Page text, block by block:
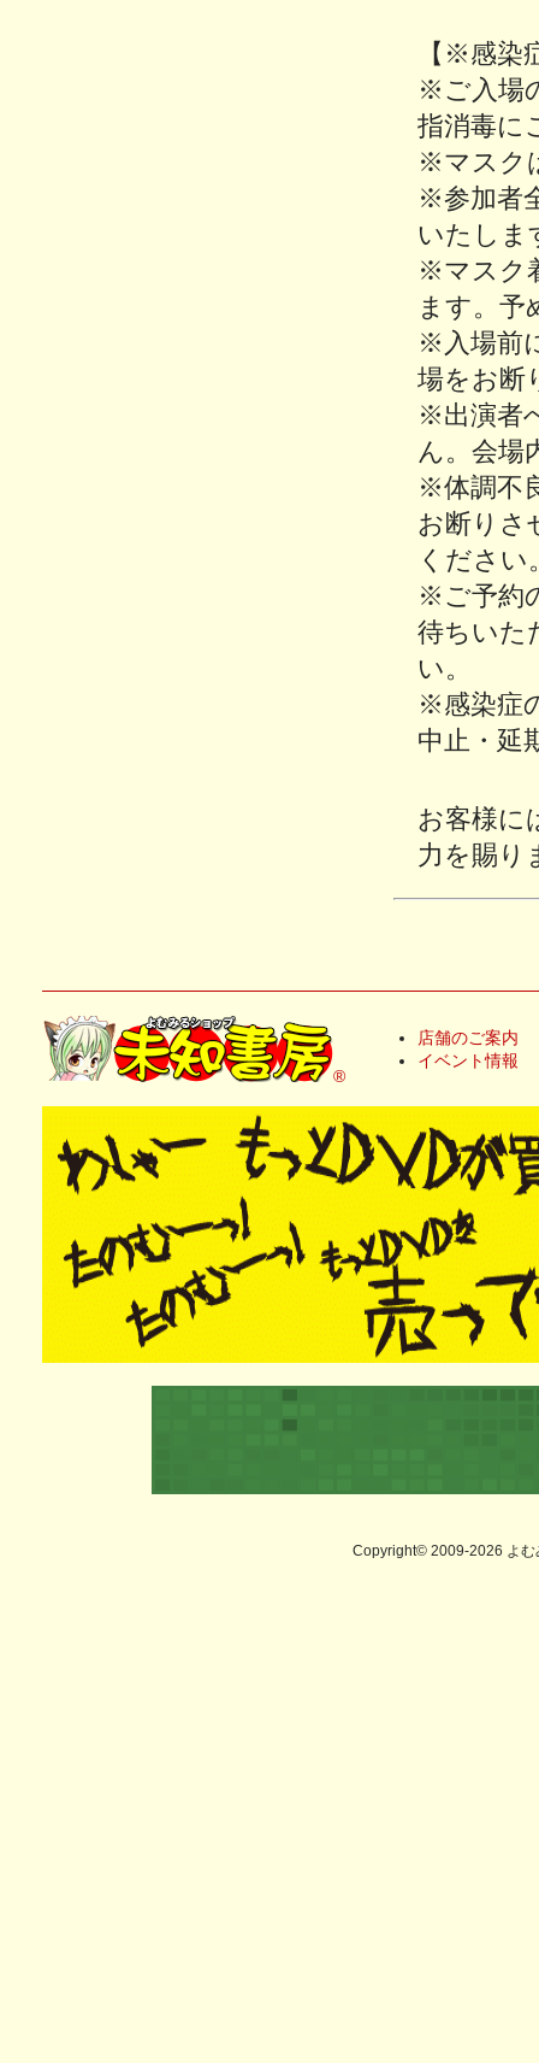
【※感染
※ご入場
指消毒に
※マスク
※参加者
いたしま
※マスク
ます。予
※入場前
場をお断
※出演者
ん。会場
※体調不
お断りさ
ください
※ご予約
待ちいた
い。
※感染症
中止・延
お客様に
力を賜り
®
店舗のご案内
イベント情報
Copyright© 2009-2026 よ